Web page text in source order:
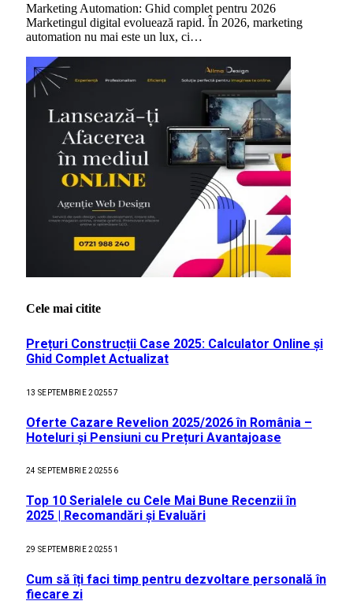
Marketing Automation: Ghid complet pentru 2026
Marketingul digital evoluează rapid. În 2026, marketing
automation nu mai este un lux, ci…
Cele mai citite
Prețuri Construcții Case 2025: Calculator Online și
Ghid Complet Actualizat
13 SEPTEMBRIE 202557
Oferte Cazare Revelion 2025/2026 în România –
Hoteluri și Pensiuni cu Prețuri Avantajoase
24 SEPTEMBRIE 202556
Top 10 Serialele cu Cele Mai Bune Recenzii în
2025 | Recomandări și Evaluări
29 SEPTEMBRIE 202551
Cum să îți faci timp pentru dezvoltare personală în
fiecare zi